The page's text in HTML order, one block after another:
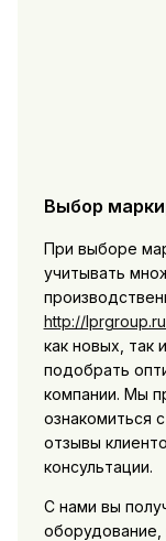
Выбор
При выборе
учитывать
http://
как новых, так
подобрать
компании. Мы
ознакомиться
отзывы
консультации.
С нами вы
оборудование,